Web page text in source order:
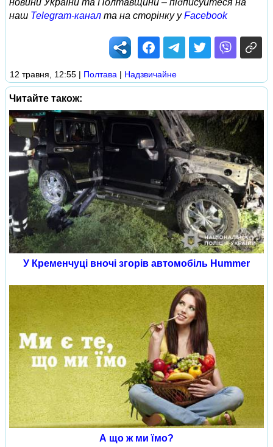
новини України та Полтавщини – підписуйтеся на
наш Telegram-канал та на сторінку уFacebook
12 травня, 12:55 | Полтава | Надзвичайне
Читайте також:
У Кременчуці вночі згорів автомобіль Hummer
А що ж ми їмо?